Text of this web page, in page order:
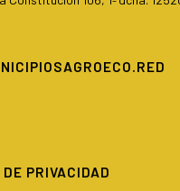
PRIVACIDAD